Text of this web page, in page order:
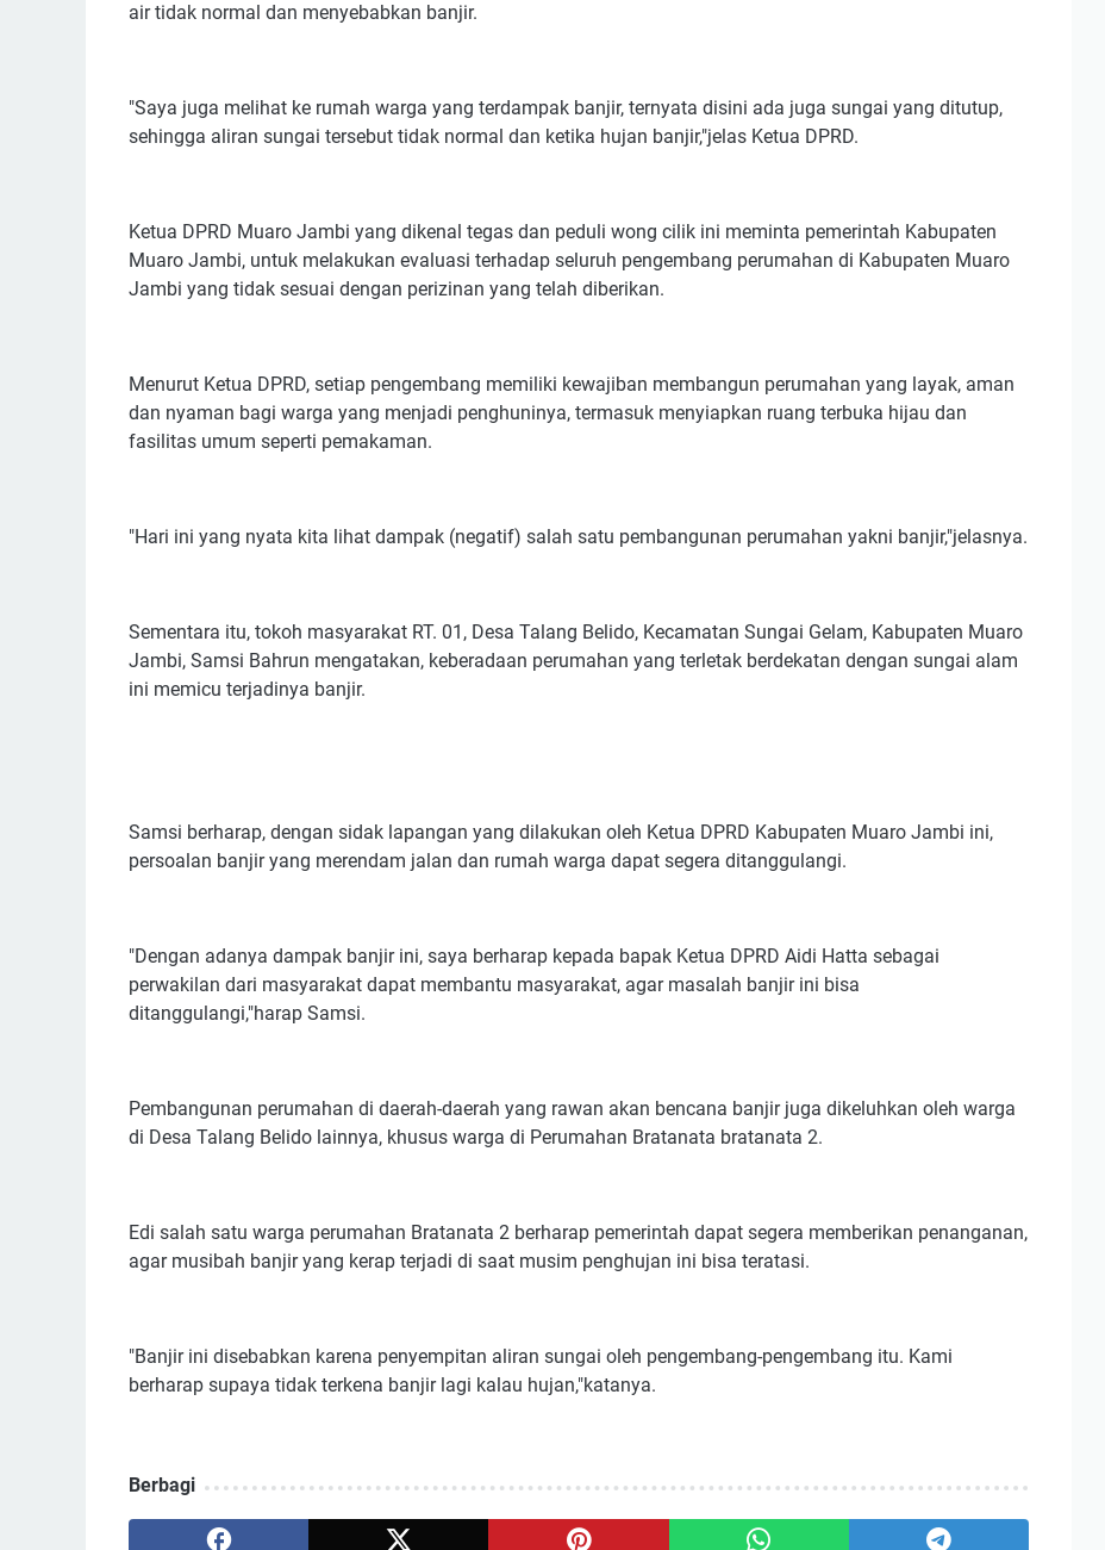
air tidak normal dan menyebabkan banjir.
"Saya juga melihat ke rumah warga yang terdampak banjir, ternyata disini ada juga sungai yang ditutup,
sehingga aliran sungai tersebut tidak normal dan ketika hujan banjir,"jelas Ketua DPRD.
Ketua DPRD Muaro Jambi yang dikenal tegas dan peduli wong cilik ini meminta pemerintah Kabupaten
Muaro Jambi, untuk melakukan evaluasi terhadap seluruh pengembang perumahan di Kabupaten Muaro
Jambi yang tidak sesuai dengan perizinan yang telah diberikan.
Menurut Ketua DPRD, setiap pengembang memiliki kewajiban membangun perumahan yang layak, aman
dan nyaman bagi warga yang menjadi penghuninya, termasuk menyiapkan ruang terbuka hijau dan
fasilitas umum seperti pemakaman.
"Hari ini yang nyata kita lihat dampak (negatif) salah satu pembangunan perumahan yakni banjir,"jelasnya.
Sementara itu, tokoh masyarakat RT. 01, Desa Talang Belido, Kecamatan Sungai Gelam, Kabupaten Muaro
Jambi, Samsi Bahrun mengatakan, keberadaan perumahan yang terletak berdekatan dengan sungai alam
ini memicu terjadinya banjir.
Samsi berharap, dengan sidak lapangan yang dilakukan oleh Ketua DPRD Kabupaten Muaro Jambi ini,
persoalan banjir yang merendam jalan dan rumah warga dapat segera ditanggulangi.
"Dengan adanya dampak banjir ini, saya berharap kepada bapak Ketua DPRD Aidi Hatta sebagai
perwakilan dari masyarakat dapat membantu masyarakat, agar masalah banjir ini bisa
ditanggulangi,"harap Samsi.
Pembangunan perumahan di daerah-daerah yang rawan akan bencana banjir juga dikeluhkan oleh warga
di Desa Talang Belido lainnya, khusus warga di Perumahan Bratanata bratanata 2.
Edi salah satu warga perumahan Bratanata 2 berharap pemerintah dapat segera memberikan penanganan,
agar musibah banjir yang kerap terjadi di saat musim penghujan ini bisa teratasi.
"Banjir ini disebabkan karena penyempitan aliran sungai oleh pengembang-pengembang itu. Kami
berharap supaya tidak terkena banjir lagi kalau hujan,"katanya.
Berbagi